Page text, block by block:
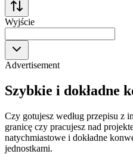
Wyjście
Advertisement
Szybkie i dokładne
Czy gotujesz według przepisu z
granicę czy pracujesz nad
natychmiastowe i dokładne
jednostkami.